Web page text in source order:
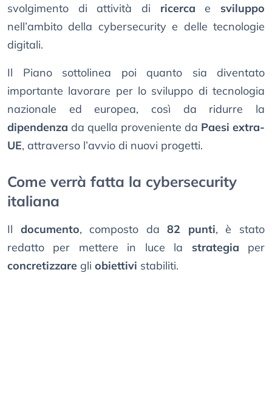
svolgimento di attività di ricerca e sviluppo
nell’ambito della cybersecurity e delle tecnologie
digitali.
Il Piano sottolinea poi quanto sia diventato
importante lavorare per lo sviluppo di tecnologia
nazionale ed europea, così da ridurre la
dipendenza da quella proveniente da Paesi extra-
UE, attraverso l’avvio di nuovi progetti.
Come verrà fatta la cybersecurity
italiana
Il documento, composto da82 punti, è stato
redatto per mettere in luce la strategia per
concretizzare gli obiettivi stabiliti.